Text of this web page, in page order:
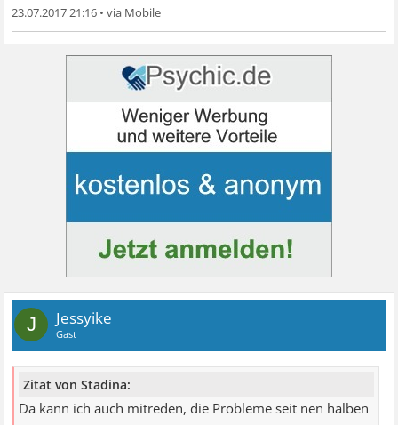
23.07.2017 21:16 •
J Jessyike
Gast
Zitat von Stadina:
Da kann ich auch mitreden, die Probleme seit nen halben